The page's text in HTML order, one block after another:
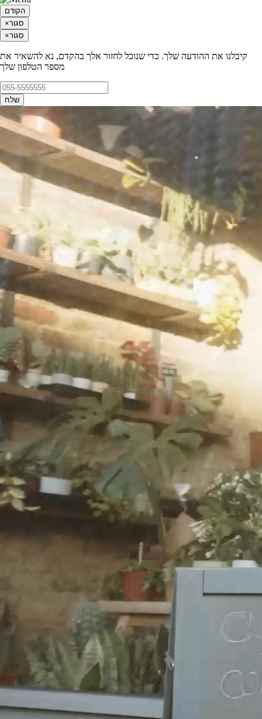
הקודם
×סגור
×סגור
קיבלנו את ההודעה שלך. כדי שנוכל לחזור אלך בהקדם, נא להשאיר את
מספר הטלפון שלך
שלח